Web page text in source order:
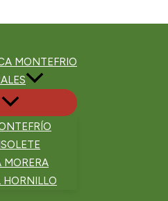
MONTEFRIO
MORERA
HORNILLO